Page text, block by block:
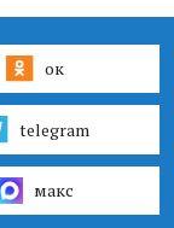
ок
telegram
макс